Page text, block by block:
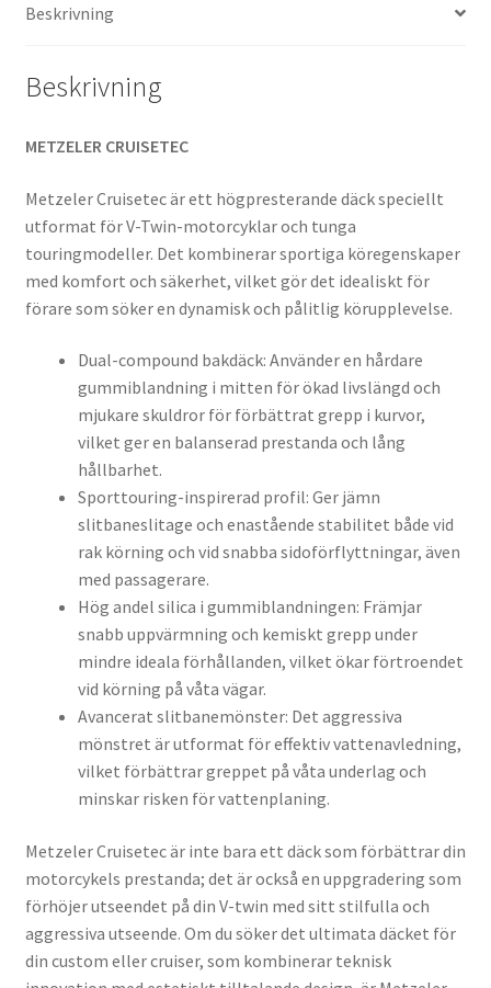
Beskrivning
Beskrivning
METZELER CRUISETEC
Metzeler Cruisetec är ett högpresterande däck speciellt
utformat för V-Twin-motorcyklar och tunga
touringmodeller. Det kombinerar sportiga köregenskaper
med komfort och säkerhet, vilket gör det idealiskt för
förare som söker en dynamisk och pålitlig körupplevelse.
Dual-compound bakdäck: Använder en hårdare
gummiblandning i mitten för ökad livslängd och
mjukare skuldror för förbättrat grepp i kurvor,
vilket ger en balanserad prestanda och lång
hållbarhet.
Sporttouring-inspirerad profil: Ger jämn
slitbaneslitage och enastående stabilitet både vid
rak körning och vid snabba sidoförflyttningar, även
med passagerare.
Hög andel silica i gummiblandningen: Främjar
snabb uppvärmning och kemiskt grepp under
mindre ideala förhållanden, vilket ökar förtroendet
vid körning på våta vägar.
Avancerat slitbanemönster: Det aggressiva
mönstret är utformat för effektiv vattenavledning,
vilket förbättrar greppet på våta underlag och
minskar risken för vattenplaning.
Metzeler Cruisetec är inte bara ett däck som förbättrar din
motorcykels prestanda; det är också en uppgradering som
förhöjer utseendet på din V-twin med sitt stilfulla och
aggressiva utseende. Om du söker det ultimata däcket för
din custom eller cruiser, som kombinerar teknisk